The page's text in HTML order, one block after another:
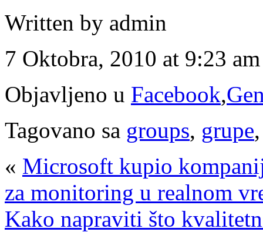
Written by admin
7 Oktobra, 2010 at 9:23 am
Objavljeno u Facebook,
Tagovano sa groups, grupe
« Microsoft kupio
za monitoring u realnom
Kako napraviti što